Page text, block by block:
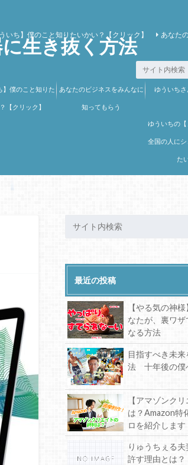
生き抜く方法
ういち】僕のこと知りたいかい？【クリック】
あなた
】僕のこと知りた
【クリック】
あなたのビジネスをみんなに
知ってもらう
ゆういちさ
ゆういちの
全国の人に
た
最近の投稿
【やる気の神
なたが、裏ワ
なる方法
目指すべき未
法 十年後の僕
【アマゾンク
は？Amazon特
ロを紹介します
りゅうちぇる
許す理由とは